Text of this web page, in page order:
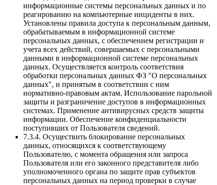
информационные системы персональных данных и по
реагированию на компьютерные инциденты в них.
Установлены правила доступа к персональным данным,
обрабатываемым в информационной системе
персональных данных, с обеспечением регистрации и
учета всех действий, совершаемых с персональными
данными в информационной системе персональных
данных. Осуществляется контроль соответствия
обработки персональных данных ФЗ "О персональных
данных", и принятым в соответствии с ним
нормативно-правовым актам. Использование парольной
защиты и разграничение доступов в информационных
системах. Применение антивирусных средств защиты
информации. Обеспечение конфиденциальности
поступивших от Пользователя сведений.
7.3.4. Осуществить блокирование персональных
данных, относящихся к соответствующему
Пользователю, с момента обращения или запроса
Пользователя или его законного представителя либо
уполномоченного органа по защите прав субъектов
персональных данных на период проверки в случае